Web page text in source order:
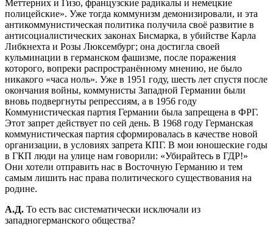
Меттерних и Гизо, французские радикалы и немецкие
полицейские». Уже тогда коммунизм демонизировали, и эта
антикоммунистическая политика получила своё развитие в
антисоциалистических законах Бисмарка, в убийстве Карла
Либкнехта и Розы Люксембург; она достигла своей
кульминации в германском фашизме, после поражения
которого, вопреки распространённому мнению, не было
никакого «часа ноль». Уже в 1951 году, шесть лет спустя после
окончания войны, коммунисты Западной Германии были
вновь подвергнуты репрессиям, а в 1956 году
Коммунистическая партия Германии была запрещена в ФРГ.
Этот запрет действует по сей день. В 1968 году Германская
коммунистическая партия сформировалась в качестве новой
организации, в условиях запрета КПГ. В мои юношеские годы
в ГКП люди на улице нам говорили: «Убирайтесь в ГДР!»
Они хотели отправить нас в Восточную Германию и тем
самым лишить нас права политического существования на
родине.
А.Д. То есть вас систематически исключали из
западногерманского общества?